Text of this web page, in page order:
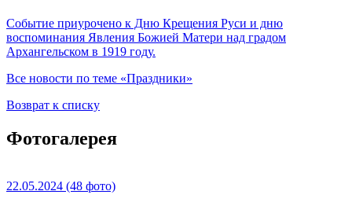
Событие приурочено к Дню Крещения Руси и дню
воспоминания Явления Божией Матери над градом
Архангельском в 1919 году.
Все новости по теме «Праздники»
Возврат к списку
Фотогалерея
22.05.2024 (48 фото)